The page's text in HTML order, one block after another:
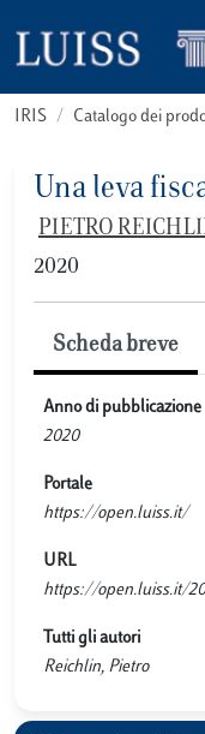
IRIS Catalogo dei
Una leva
PIETRO
2020
Scheda breve
Anno di pubblicazione
2020
Portale
https://open.luiss.it/
URL
https://open.luiss.it/
Tutti gli autori
Reichlin, Pietro